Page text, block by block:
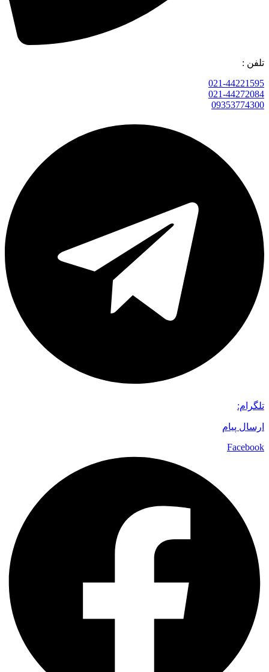
تلفن :
021-44221595
021-44272084
09353774300
تلگرام:
ارسال پیام
Facebook